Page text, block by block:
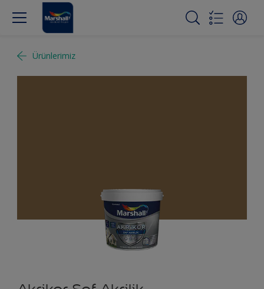
Ürünlerimiz